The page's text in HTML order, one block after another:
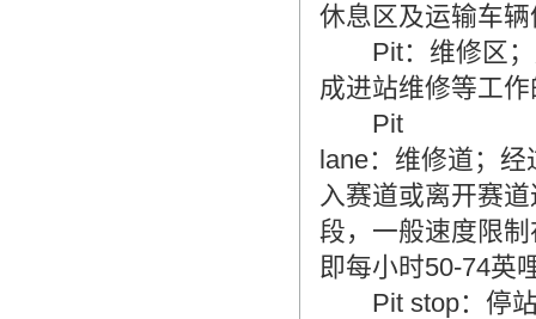
休息区及运输车
Pit：维修区；
成进站维修等工
Pit
lane：维修道；
入赛道或离开赛
段，一般速度限
即每小时50-74英
Pit stop：停站